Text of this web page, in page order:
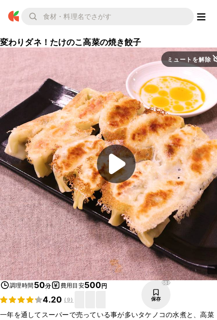
変わりダネ！たけのこ高菜の焼き餃子
ミュートを解除
調理時間 50分 費用目安500円
4.20 (9)
688
保存
一年を通してスーパーで売っている事が多いタケノコの水煮と、高菜